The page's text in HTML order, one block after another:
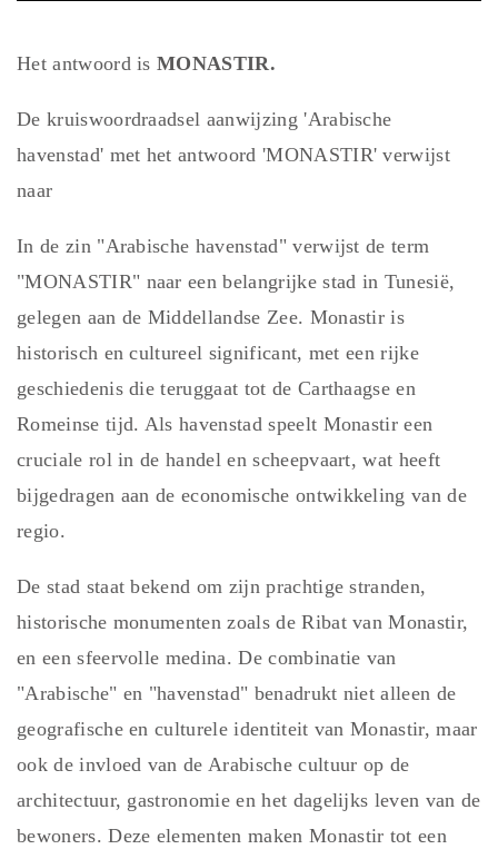
Het antwoord isMONASTIR.
De kruiswoordraadsel aanwijzing 'Arabische
havenstad' met het antwoord 'MONASTIR' verwijst
naar
In de zin "Arabische havenstad" verwijst de term
"MONASTIR" naar een belangrijke stad in Tunesië,
gelegen aan de Middellandse Zee. Monastir is
historisch en cultureel significant, met een rijke
geschiedenis die teruggaat tot de Carthaagse en
Romeinse tijd. Als havenstad speelt Monastir een
cruciale rol in de handel en scheepvaart, wat heeft
bijgedragen aan de economische ontwikkeling van de
regio.
De stad staat bekend om zijn prachtige stranden,
historische monumenten zoals de Ribat van Monastir,
en een sfeervolle medina. De combinatie van
"Arabische" en "havenstad" benadrukt niet alleen de
geografische en culturele identiteit van Monastir, maar
ook de invloed van de Arabische cultuur op de
architectuur, gastronomie en het dagelijks leven van de
bewoners. Deze elementen maken Monastir tot een